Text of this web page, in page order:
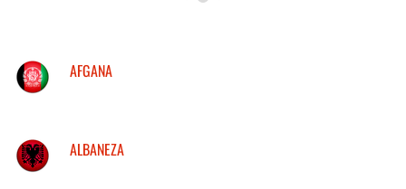
AFGANA
ALBANEZA